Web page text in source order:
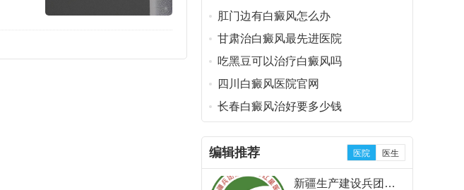
肛门边有白癜风怎么办
甘肃治白癜风最先进医院
吃黑豆可以治疗白癜风吗
四川白癜风医院官网
长春白癜风治好要多少钱
编辑推荐 医院 医生
新疆生产建设兵团第